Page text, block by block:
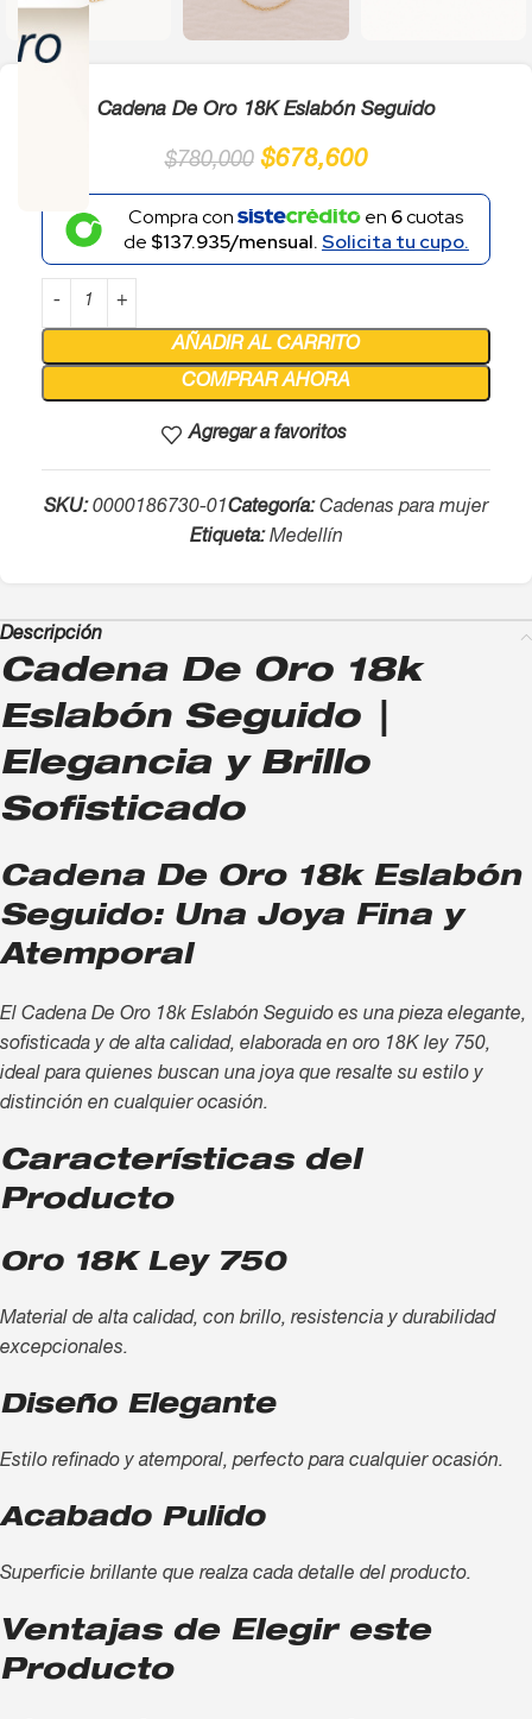
Cadena De Oro 18K Eslabón Seguido
$780,000 $678,600
Compra con en 6cuotas
de $137.935/mensual.Solicita tu cupo.
AÑADIR AL CARRITO
COMPRAR AHORA
Agregar a favoritos
SKU:0000186730-01Categoría: Cadenas para mujer
Etiqueta: Medellín
Descripción
Cadena De Oro 18k
Eslabón Seguido |
Elegancia y Brillo
Sofisticado
Cadena De Oro 18k Eslabón
Seguido: Una Joya Fina y
Atemporal
El Cadena De Oro 18k Eslabón Seguido es una pieza elegante,
sofisticada y de alta calidad, elaborada en oro 18K ley 750,
ideal para quienes buscan una joya que resalte su estilo y
distinción en cualquier ocasión.
Características del
Producto
Oro 18K Ley 750
Material de alta calidad, con brillo, resistencia y durabilidad
excepcionales.
Diseño Elegante
Estilo refinado y atemporal, perfecto para cualquier ocasión.
Acabado Pulido
Superficie brillante que realza cada detalle del producto.
Ventajas de Elegir este
Producto